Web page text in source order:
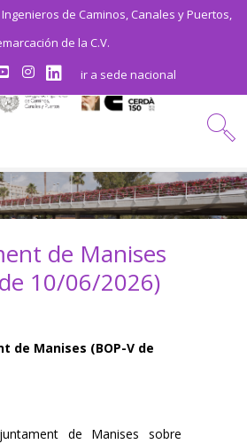
de Caminos, Canales y Puertos,
de la C.V.
ir a sede nacional
de Manises
10/06/2026)
de Manises (BOP-V de
de Manises sobre